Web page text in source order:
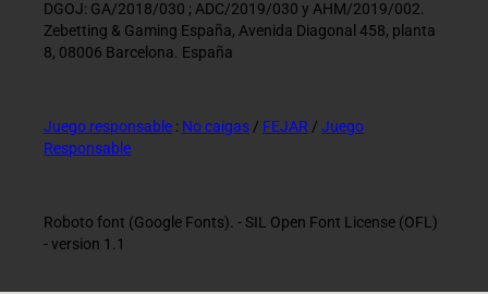
DGOJ: GA/2018/030 ; ADC/2019/030 y AHM/2019/002.
Zebetting & Gaming España, Avenida Diagonal 458, planta
8, 08006 Barcelona. España
Juego responsable : No caigas / FEJAR / Juego
Responsable
Roboto font (Google Fonts). - SIL Open Font License (OFL)
- version 1.1